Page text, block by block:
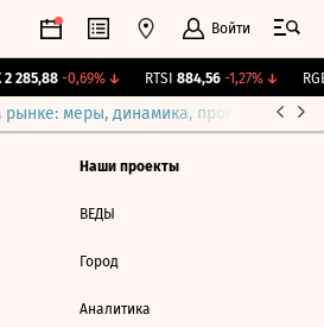
Войти
285,88 -0,69%↓ RTSI 884,56 -1,27%↓
меры, динамика, прогнозы
Наши проекты
ВЕДЫ
Город
Аналитика